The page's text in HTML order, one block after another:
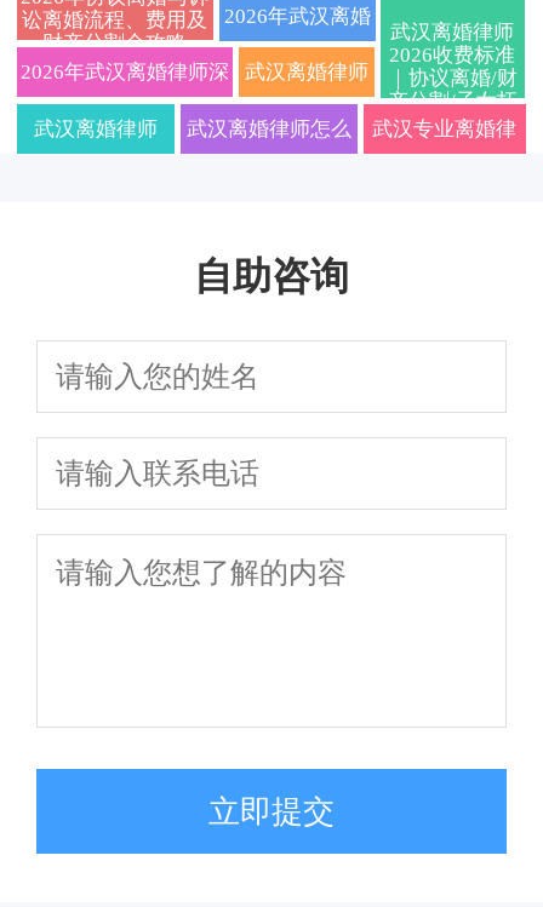
深婚姻家事律
所一对一咨
询，帮您理清
务分割、抚养权争夺
关键要点一文讲透
速离婚、财产分
割与子女抚养权
专业指导
讼离婚流程、费用及
财产分割全攻略
哪家好？协议离婚与诉讼离婚全
流程避坑指南及在线免费咨询
2026年武汉离婚
律师在线免费咨
询：协议离婚与
争夺及财产分割
2026年武汉离婚律师深
度指南：离婚程序、财
武汉离婚律师
咨询2026：诉
子抚养权归属
武汉离婚律师
2026收费标准
｜协议离婚/财
产分割/子女抚
养权一站式咨询
武汉离婚律师
养及债务处理要
武汉离婚律师怎么
孩子抚养权的这几
武汉专业离婚律
自助咨询
立即提交